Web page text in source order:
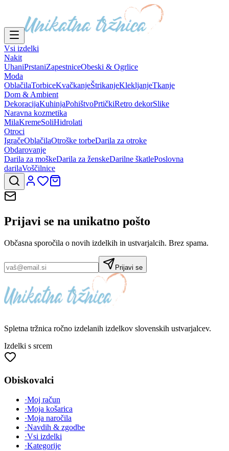
Vsi izdelki
Nakit
UhaniPrstaniZapestniceObeski & Ogrlice
Moda
OblačilaTorbiceKvačkanjeŠtrikanjeKlekljanjeTkanje
Dom & Ambient
DekoracijaKuhinjaPohištvoPrtičkiRetro dekorSlike
Naravna kozmetika
MilaKremeSoliHidrolati
Otroci
IgračeOblačilaOtroške torbeDarila za otroke
Obdarovanje
Darila za moškeDarila za ženskeDarilne škatlePoslovna
darilaVoščilnice
Prijavi se na unikatno pošto
Občasna sporočila o novih izdelkih in ustvarjalcih. Brez spama.
Prijavi se
Spletna tržnica ročno izdelanih izdelkov slovenskih ustvarjalcev.
Izdelki s srcem
Obiskovalci
·Moj račun
·Moja košarica
·Moja naročila
·Navdih & zgodbe
·Vsi izdelki
·Kategorije